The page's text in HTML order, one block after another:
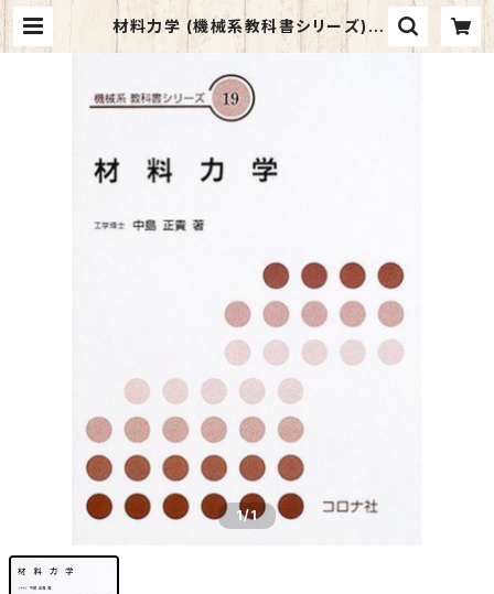
材料力学 (機械系教科書シリーズ) |
マイブックス関大前店(店頭受取オー
1/1